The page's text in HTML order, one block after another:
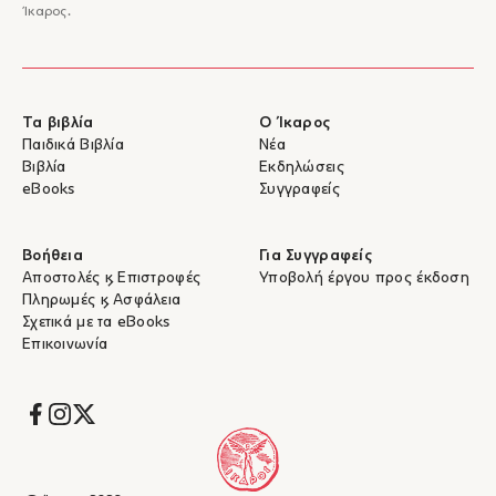
Ίκαρος.
Τα βιβλία
Παιδικά Βιβλία
Βιβλία
eBooks
Ο Ίκαρος
Νέα
Εκδηλώσεις
Συγγραφείς
Βοήθεια
Αποστολές & Επιστροφές
Πληρωμές & Ασφάλεια
Σχετικά με τα eBooks
Επικοινωνία
Για Συγγραφείς
Υποβολή έργου προς έκδοση
Socials